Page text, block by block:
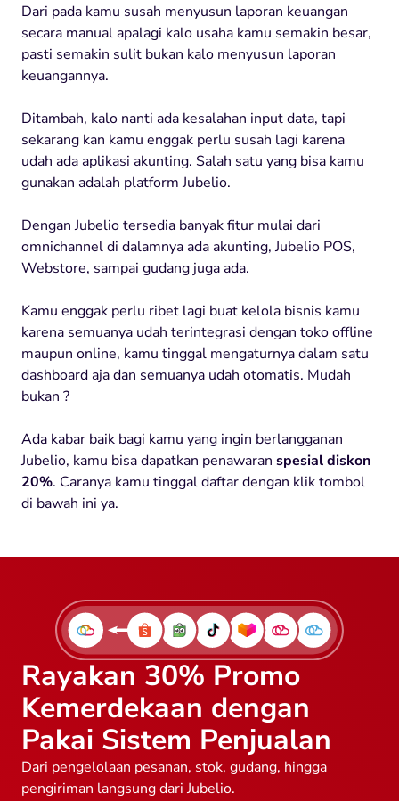
Dari pada kamu susah menyusun laporan keuangan
secara manual apalagi kalo usaha kamu semakin besar,
pasti semakin sulit bukan kalo menyusun laporan
keuangannya.
Ditambah, kalo nanti ada kesalahan input data, tapi
sekarang kan kamu enggak perlu susah lagi karena
udah ada aplikasi akunting. Salah satu yang bisa kamu
gunakan adalah platform Jubelio.
Dengan Jubelio tersedia banyak fitur mulai dari
omnichannel di dalamnya ada akunting, Jubelio POS,
Webstore, sampai gudang juga ada.
Kamu enggak perlu ribet lagi buat kelola bisnis kamu
karena semuanya udah terintegrasi dengan toko offline
maupun online, kamu tinggal mengaturnya dalam satu
dashboard aja dan semuanya udah otomatis. Mudah
bukan ?
Ada kabar baik bagi kamu yang ingin berlangganan
Jubelio, kamu bisa dapatkan penawaran spesial diskon
20%. Caranya kamu tinggal daftar dengan klik tombol
di bawah ini ya.
Rayakan 30% Promo
Kemerdekaan dengan
Pakai Sistem Penjualan
Dari pengelolaan pesanan, stok, gudang, hingga
pengiriman langsung dari Jubelio.